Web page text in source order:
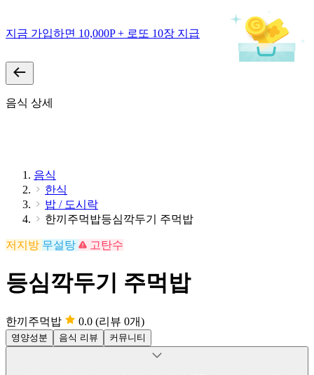
지금 가입하면 10,000P + 로또 10장 지급
음식 상세
음식
한식
밥 / 도시락
한끼주먹밥등심깍두기 주먹밥
저지방 무설탕 고탄수
등심깍두기 주먹밥
한끼주먹밥 0.0 (리뷰 0개)
영양성분 음식 리뷰 커뮤니티